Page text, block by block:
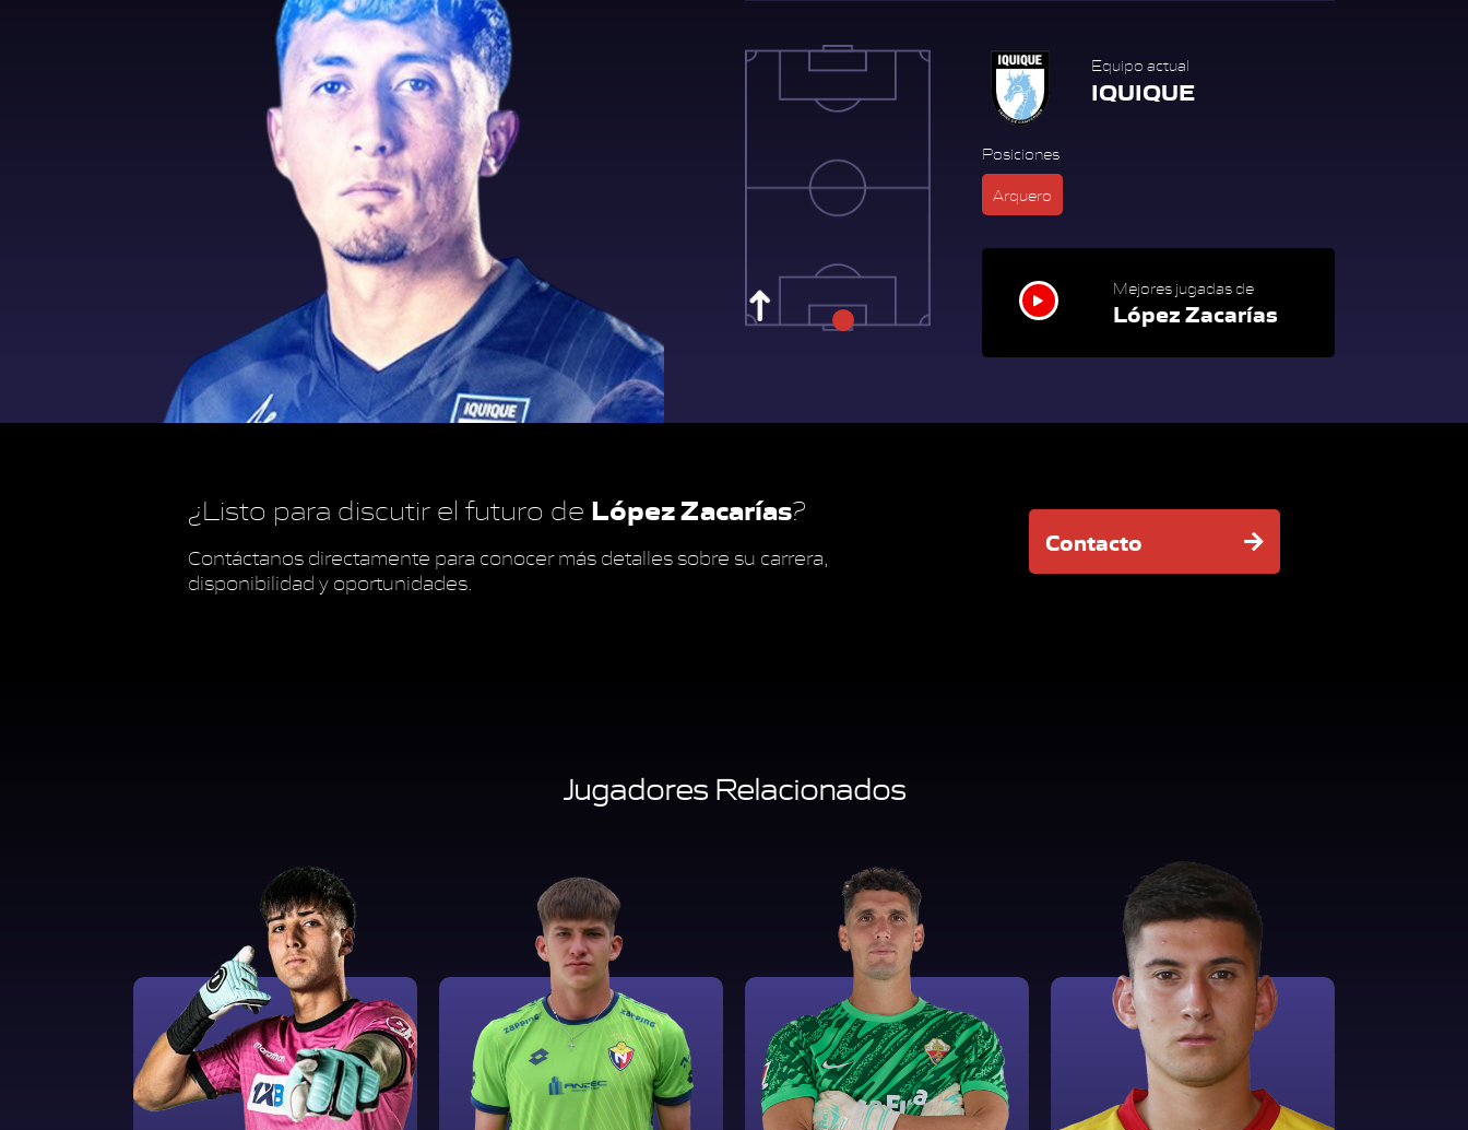
Equipo actual
IQUIQUE
Posiciones
Arquero
Mejores jugadas de
López Zacarías
¿Listo para discutir el futuro de López Zacarías?
Contáctanos directamente para conocer más detalles sobre su carrera,
disponibilidad y oportunidades.
Contacto
Jugadores Relacionados